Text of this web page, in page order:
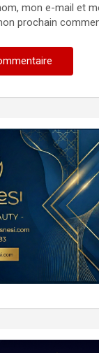
mon e-mail et
prochain